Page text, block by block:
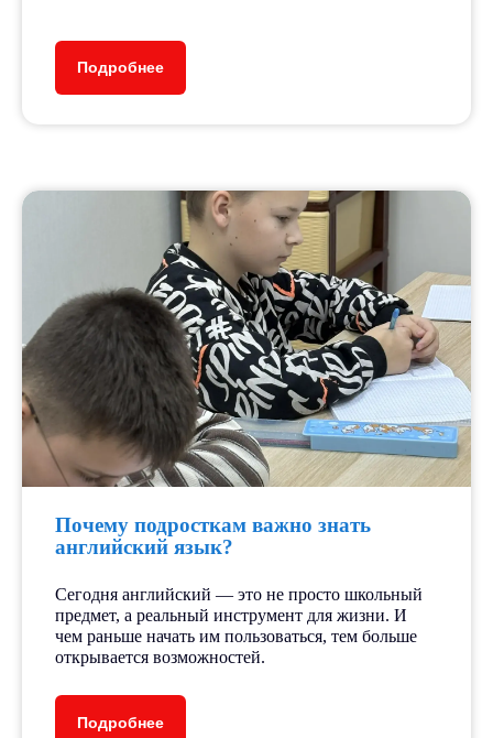
Подробнее
Почему подросткам важно знать
английский язык?
Сегодня английский — это не просто школьный
предмет, а реальный инструмент для жизни. И
чем раньше начать им пользоваться, тем больше
открывается возможностей.
Подробнее